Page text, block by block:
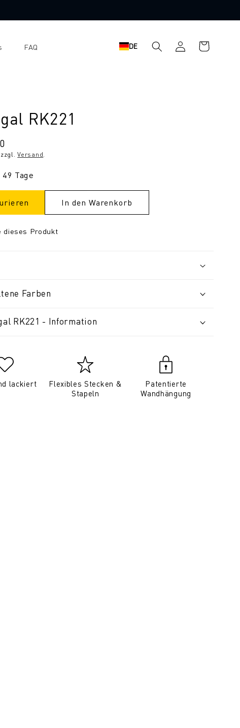
FAQ DE EinloggenWarenkorb
RK221
zzgl.Versand.
Tage
In den Warenkorb
dieses Produkt
Farben
RK221 - Information
lackiert
Flexibles Stecken &
Stapeln
Patentierte
Wandhängung